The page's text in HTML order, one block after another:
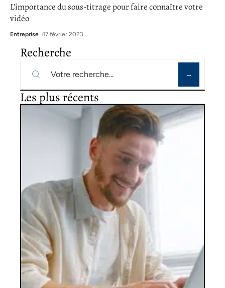
L’importance du sous-titrage pour faire connaître votre
vidéo
Entreprise 17 février 2023
Recherche
Les plus récents